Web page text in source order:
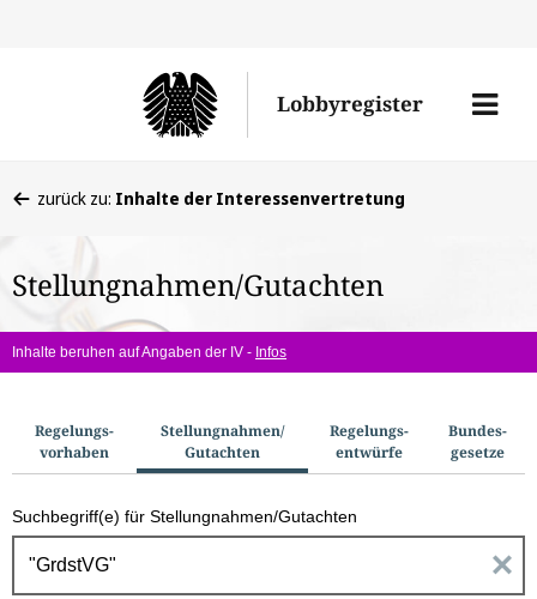
den
Lobbyregister
Menü
befinden
hier:
zurück zu: Inhalte der Interessenvertretung
Stellungnahmen/Gutachten
Inhalte beruhen auf Angaben der IV - Infos
u
c
h
Regelungs­
vorhaben
Stellungnahmen/​
Gutachten
Regelungs­
entwürfe
Bundes­
gesetze
Suchbegriff(e) für Stellungnahmen/Gutachten